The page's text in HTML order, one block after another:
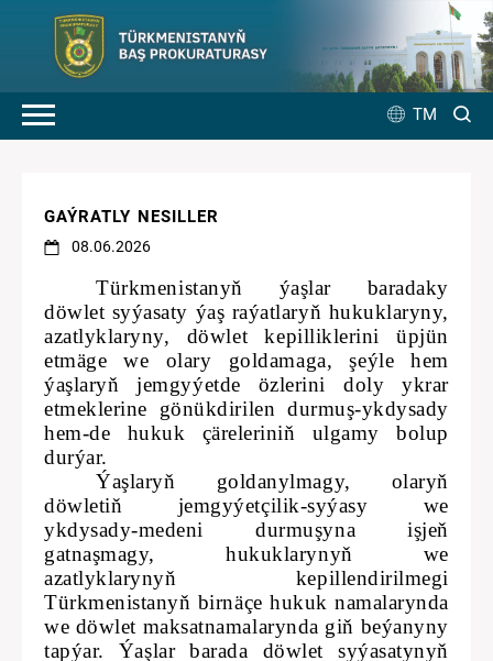
TM
GAÝRATLY NESILLER
08.06.2026
Türkmenistanyň ýaşlar baradaky
döwlet syýasaty ýaş raýatlaryň hukuklaryny,
azatlyklaryny, döwlet kepilliklerini üpjün
etmäge we olary goldamaga, şeýle hem
ýaşlaryň jemgyýetde özlerini doly ykrar
etmeklerine gönükdirilen durmuş-ykdysady
hem-de hukuk çäreleriniň ulgamy bolup
durýar.
Ýaşlaryň goldanylmagy, olaryň
döwletiň jemgyýetçilik-syýasy we
ykdysady-medeni durmuşyna işjeň
gatnaşmagy, hukuklarynyň we
azatlyklarynyň kepillendirilmegi
Türkmenistanyň birnäçe hukuk namalarynda
we döwlet maksatnamalarynda giň beýanyny
tapýar. Ýaşlar barada döwlet syýasatynyň